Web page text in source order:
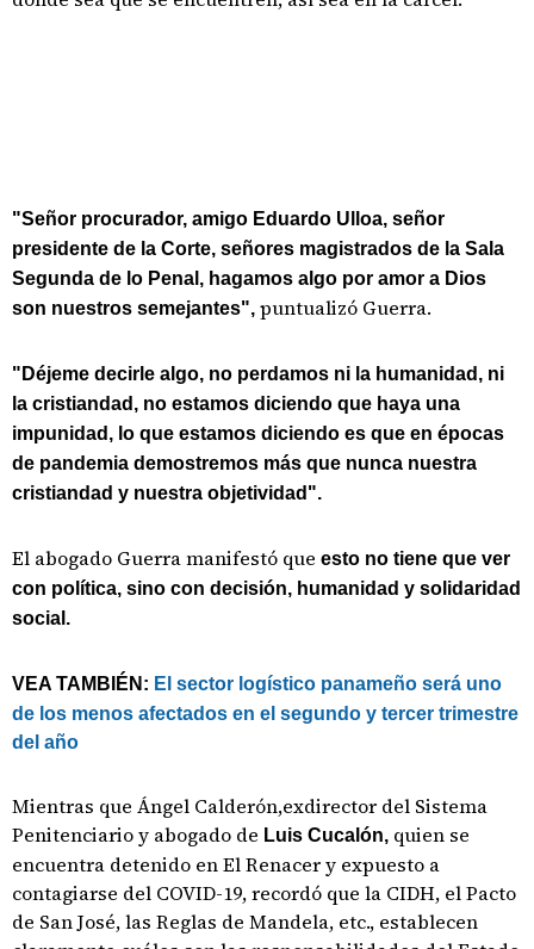
"Señor procurador, amigo Eduardo Ulloa, señor
presidente de la Corte, señores magistrados de la Sala
Segunda de lo Penal, hagamos algo por amor a Dios
son nuestros semejantes", puntualizó Guerra.
"Déjeme decirle algo, no perdamos ni la humanidad, ni
la cristiandad, no estamos diciendo que haya una
impunidad, lo que estamos diciendo es que en épocas
de pandemia demostremos más que nunca nuestra
cristiandad y nuestra objetividad".
El abogado Guerra manifestó que esto no tiene que ver
con política, sino con decisión, humanidad y solidaridad
social.
VEA TAMBIÉN: El sector logístico panameño será uno
de los menos afectados en el segundo y tercer trimestre
del año
Mientras que Ángel Calderón,exdirector del Sistema
Penitenciario y abogado de Luis Cucalón, quien se
encuentra detenido en El Renacer y expuesto a
contagiarse del COVID-19, recordó que la CIDH, el Pacto
de San José, las Reglas de Mandela, etc., establecen